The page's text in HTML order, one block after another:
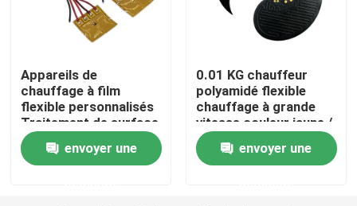
Film de chauffage de Polyimide
Protection de chauffage flexible
Polyimide Heater Element
Appareils de
chauffage à film
flexible personnalisés
Traitement de surface
par oxydation
envoyer une
0.01 KG chauffeur
polyamidé flexible
chauffage à grande
vitesse couleur jaune /
noir
envoyer une